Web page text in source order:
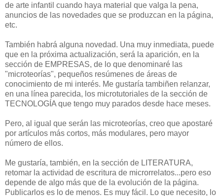
de arte infantil cuando haya material que valga la pena,
anuncios de las novedades que se produzcan en la página,
etc.
También habrá alguna novedad. Una muy inmediata, puede
que en la próxima actualización, será la aparición, en la
sección de EMPRESAS, de lo que denominaré las
"microteorías", pequeños resúmenes de áreas de
conocimiento de mi interés. Me gustaría tambiñen relanzar,
en una línea parecida, los microtutoriales de la sección de
TECNOLOGÍA que tengo muy parados desde hace meses.
Pero, al igual que serán las microteorías, creo que apostaré
por artículos más cortos, más modulares, pero mayor
número de ellos.
Me gustaría, también, en la sección de LITERATURA,
retomar la actividad de escritura de microrrelatos...pero eso
depende de algo más que de la evolución de la página.
Publicarlos es lo de menos. Es muy fácil. Lo que necesito, lo